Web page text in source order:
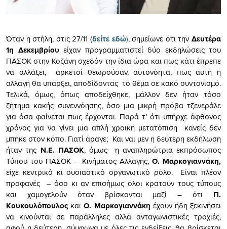
Όταν η στήλη, στις 27/11 (δείτε εδώ), σημείωνε ότι τηνΔευτέρα
1η Δεκεμβρίουείχαν προγραμματιστεί δύο εκδηλώσεις του
ΠΑΣΟΚ στην Κοζάνη σχεδόν την ίδια ώρα και πως κάτι έπρεπε
να αλλάξει, αρκετοί θεωρούσαν, αυτονόητα, πως αυτή η
αλλαγή θα υπάρξει, αποδίδοντας το θέμα σε κακό συντονισμό.
Τελικά, όμως, όπως αποδείχθηκε, μάλλον δεν ήταν τόσο
ζήτημα κακής συνεννόησης, όσο μια μικρή πρόβα τζενεράλε
για όσα φαίνεται πως έρχονται. Παρά τ’ ότι υπήρχε άφθονος
χρόνος για να γίνει μια απλή χροική μετατόπιση κανείς δεν
μπήκε στον κόπο. Γιατί άραγε; Και ναι μεν η δεύτερη εκδήλωση
ήταν της Ν.Ε. ΠΑΣΟΚ, όμως η αναπληρώτρια εκπρόσωπος
Τύπου του ΠΑΣΟΚ – Κινήματος Αλλαγής, Ο. Μαρκογιαννάκη,
είχε κεντρικό κι ουσιαστικό οργανωτικό ρόλο. Είναι πλέον
προφανές – όσο κι αν επισήμως όλοι κρατούν τους τύπους
και χαμογελούν όταν βρίσκονται μαζί – ότι Π.
Κουκουλόπουλος καιΟ. Μαρκογιαννάκη έχουν ήδη ξεκινήσει
να κινούνται σε παράλληλες αλλά ανταγωνιστικές τροχιές,